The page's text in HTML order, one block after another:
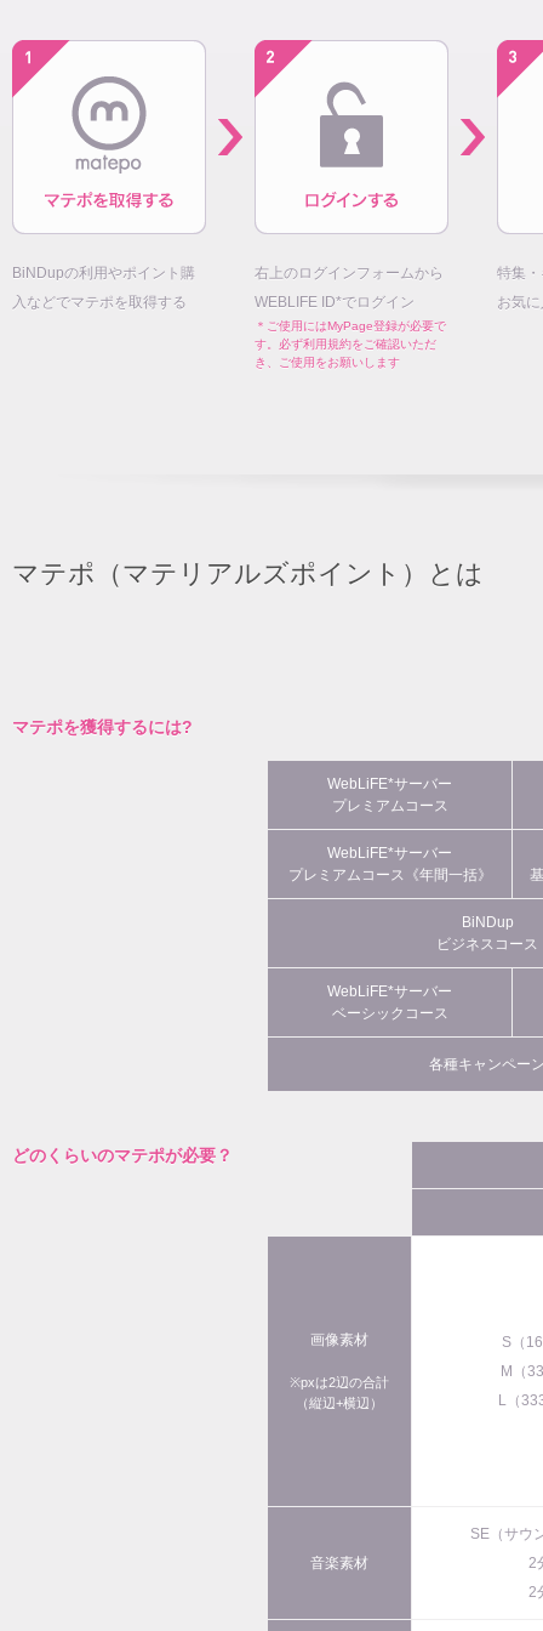
BiNDupの利用やポイント購
入などでマテポを取得する
右上のログインフォームから
WEBLIFE ID*でログイン
＊ご使用にはMyPage登録が必要で
す。必ず利用規約をご確認いただ
き、ご使用をお願いします
特集
お気
マテポ（マテリアルズポイント）とは
マテポを獲得するには?
WebLiFE*サーバー
プレミアムコース
WebLiFE*サーバー
プレミアムコース《年間一括》
BiNDup
ビジネスコース
WebLiFE*サーバー
ベーシックコース
各種キャンペー
どのくらいのマテポが必要？
画像素材
※pxは2辺の合計
（縦辺+横辺）
S（
M（
L（
音楽素材
SE（サウ
2
2